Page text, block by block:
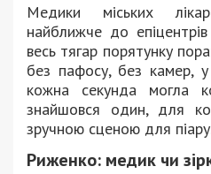
Медики міських
найближче до
весь тягар порятунку
без пафосу, без камер,
кожна секунда могла
знайшовся один, для
зручною сценою для
Риженко: медик чи